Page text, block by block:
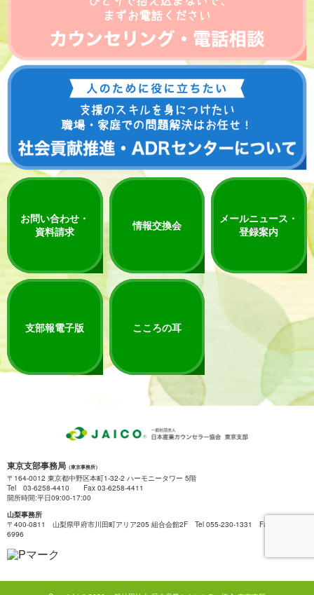
お問い合わせ・
資料請求
情報交換会
メールニュース・
登録案内
支部報電子版 こころの耳
東京支部事務局 （東京事務所）
〒164-0012 東京都中野区本町1-32-2 ハーモニータワー 5階
Tel 03-6258-4410 Fax 03-6258-4411
開所時間:平日09:00-17:00
山梨事務所
〒400-0811 山梨県甲府市川田町アリア205 組合会館2F Tel 055-230-1331 Fax 055-222-
6996